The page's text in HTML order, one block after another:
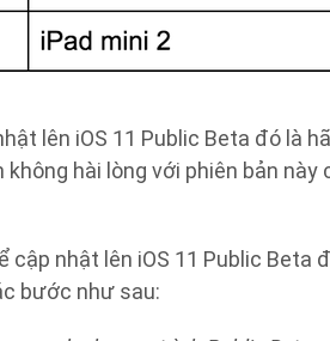
lên iOS 11 Public Beta đó là
hài lòng với phiên bản này
nhật lên iOS 11 Public Beta
bước như sau: